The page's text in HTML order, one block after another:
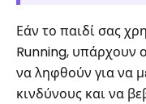
Εάν το παιδί σας
Running, υπάρχουν
να ληφθούν για να
κινδύνους και να